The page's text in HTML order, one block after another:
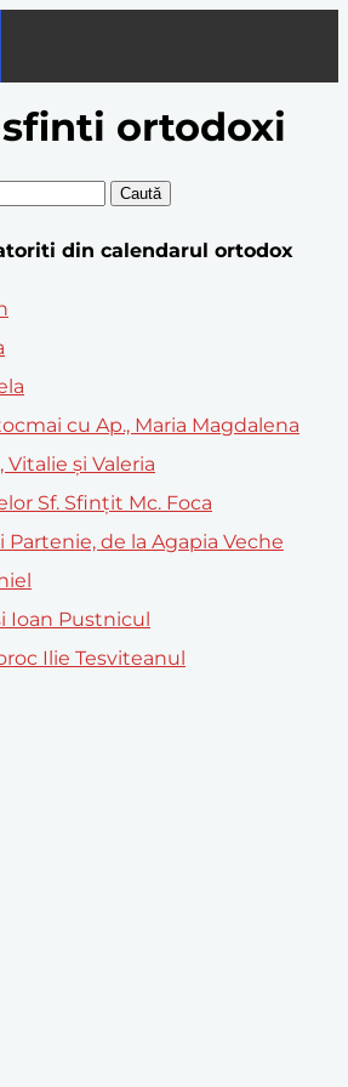
ortodoxi
Caută
din calendarul ortodox
cu Ap., Maria Magdalena
Vitalie și Valeria
Sf. Sfințit Mc. Foca
Partenie, de la Agapia Veche
Ioan Pustnicul
Ilie Tesviteanul